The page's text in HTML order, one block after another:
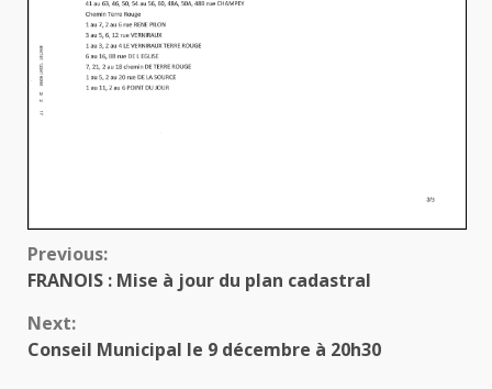
Continue
Previous:
FRANOIS : Mise à jour du plan cadastral
Next:
Conseil Municipal le 9 décembre à 20h30